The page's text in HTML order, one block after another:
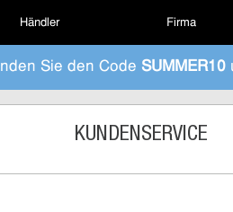
Händler Firma
Sie den Code SUMMER10
KUNDENSERVICE